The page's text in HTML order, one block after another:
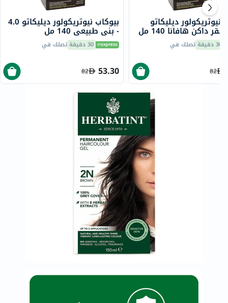
بيوكاب نيوتريكولور ديليكاتو 4.0
- بني طبيعي 140 مل
30 دقيقة تصلك في
53.30
82
نيوتريكولور ديليكاتو
30 دقيقة تصلك في
82